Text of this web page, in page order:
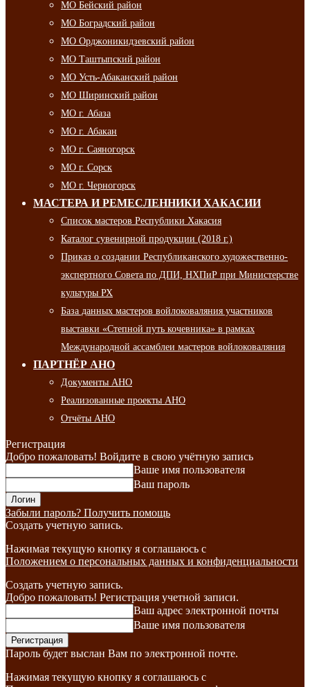
МО Бейский район
МО Боградский район
МО Орджоникидзевский район
МО Таштыпский район
МО Усть-Абаканский район
МО Ширинский район
МО г. Абаза
МО г. Абакан
МО г. Саяногорск
МО г. Сорск
МО г. Черногорск
МАСТЕРА И РЕМЕСЛЕННИКИ ХАКАСИИ
Список мастеров Республики Хакасия
Каталог сувенирной продукции (2018 г.)
Приказ о создании Республиканского художественно-
экспертного Совета по ДПИ, НХПиР при Министерстве
культуры РХ
База данных мастеров войлоковаляния участников
выставки «Степной путь кочевника» в рамках
Международной ассамблеи мастеров войлоковаляния
ПАРТНЁР АНО
Документы АНО
Реализованные проекты АНО
Отчёты АНО
Регистрация
Добро пожаловать! Войдите в свою учётную запись
Ваше имя пользователя
Ваш пароль
Забыли пароль? Получить помощь
Создать учетную запись.
Нажимая текущую кнопку я соглашаюсь с
Положением о персональных данных и конфиденциальности
Создать учетную запись.
Добро пожаловать! Регистрация учетной записи.
Ваш адрес электронной почты
Ваше имя пользователя
Пароль будет выслан Вам по электронной почте.
Нажимая текущую кнопку я соглашаюсь с